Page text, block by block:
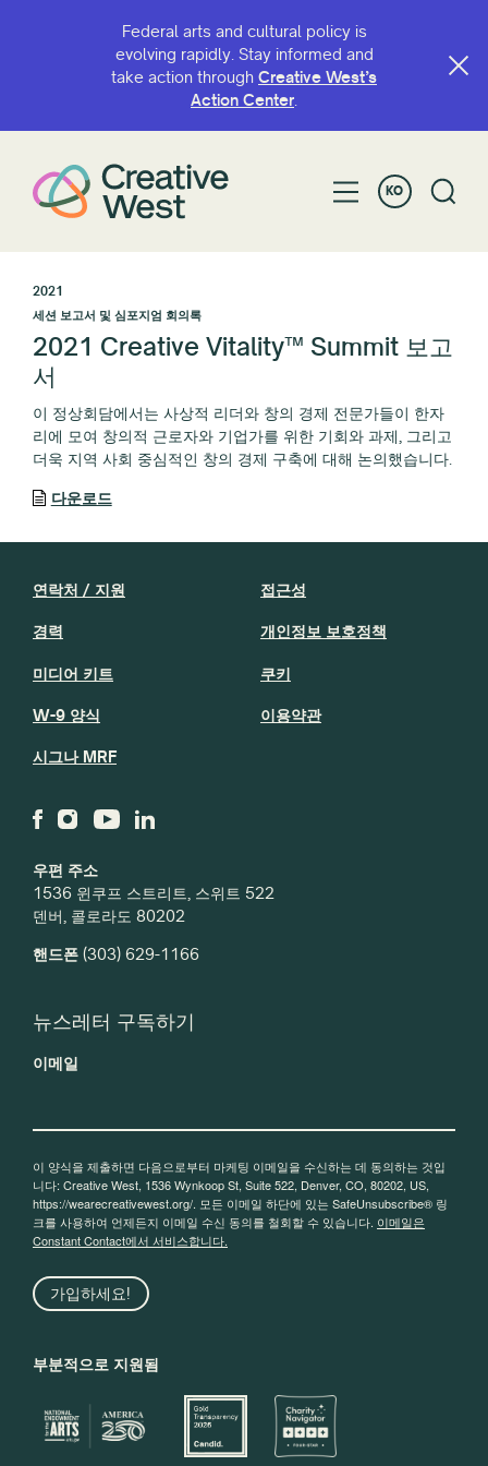
Federal arts and cultural policy is
evolving rapidly. Stay informed and
take action through Creative West’s
Action Center.
KO
2021
세션 보고서 및 심포지엄 회의록
2021 Creative Vitality™ Summit 보고
서
이 정상회담에서는 사상적 리더와 창의 경제 전문가들이 한자
리에 모여 창의적 근로자와 기업가를 위한 기회와 과제, 그리고
더욱 지역 사회 중심적인 창의 경제 구축에 대해 논의했습니다.
다운로드
우편 주소
1536 윈쿠프 스트리트, 스위트 522
덴버, 콜로라도 80202
핸드폰 (303) 629-1166
연락처 / 지원
경력
미디어 키트
W-9 양식
시그나 MRF
접근성
개인정보 보호정책
쿠키
이용약관
뉴스레터 구독하기
이메일
이 양식을 제출하면 다음으로부터 마케팅 이메일을 수신하는 데 동의하는 것입
니다: Creative West, 1536 Wynkoop St, Suite 522, Denver, CO, 80202, US,
https://wearecreativewest.org/. 모든 이메일 하단에 있는 SafeUnsubscribe® 링
크를 사용하여 언제든지 이메일 수신 동의를 철회할 수 있습니다. 이메일은
Constant Contact에서 서비스합니다.
가입하세요!
부분적으로 지원됨